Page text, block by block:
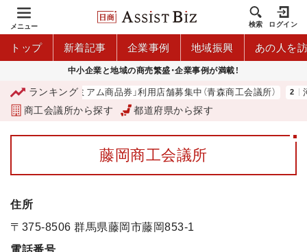
メニュー 検索 ログイン
トップ 新着記事 企業事例 地域振興 あの人を
中小企業と地域の商売繁盛・企業事例が満載！
ランキング
「青森市プレミアム商品券」利用店舗募集中（青森商工会議所） 河
商工会議所から探す 都道府県から探す
藤岡商工会議所
住所
〒375-8506 群馬県藤岡市藤岡853-1
電話番号